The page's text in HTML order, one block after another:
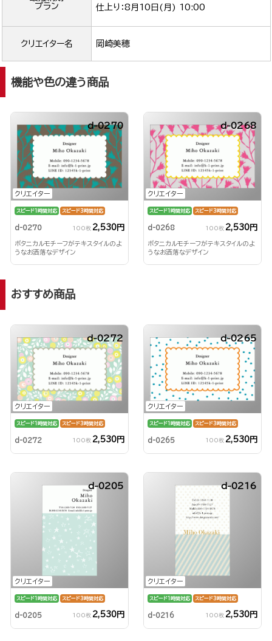
プラン
仕上り：8月10日(月) 10:00
クリエイター名 岡崎美穂
機能や色の違う商品
クリエイター
d-0270
スピード1時間対応 スピード3時間対応
d-0270 100枚 2,530円
ボタニカルモチーフがテキスタイルのよ
うなお洒落なデザイン
クリエイター
d-0268
スピード1時間対応 スピード3時間対応
d-0268 100枚 2,530円
ボタニカルモチーフがテキスタイルのよ
うなお洒落なデザイン
おすすめ商品
クリエイター
d-0272
スピード1時間対応 スピード3時間対応
d-0272 100枚 2,530円
クリエイター
d-0265
スピード1時間対応 スピード3時間対応
d-0265 100枚 2,530円
クリエイター
d-0205
スピード1時間対応 スピード3時間対応
d-0205 100枚 2,530円
クリエイター
d-0216
スピード1時間対応 スピード3時間対応
d-0216 100枚 2,530円